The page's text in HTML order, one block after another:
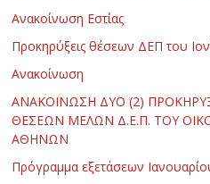
Ανακοίνωση Εστίας
Προκηρύξεις θέσεων ΔΕΠ του
Ανακοίνωση
ΑΝΑΚΟΙΝΩΣΗ ΔΥΟ (2)
ΘΕΣΕΩΝ ΜΕΛΩΝ Δ.Ε.Π. ΤΟΥ
ΑΘΗΝΩΝ
Πρόγραμμα εξετάσεων